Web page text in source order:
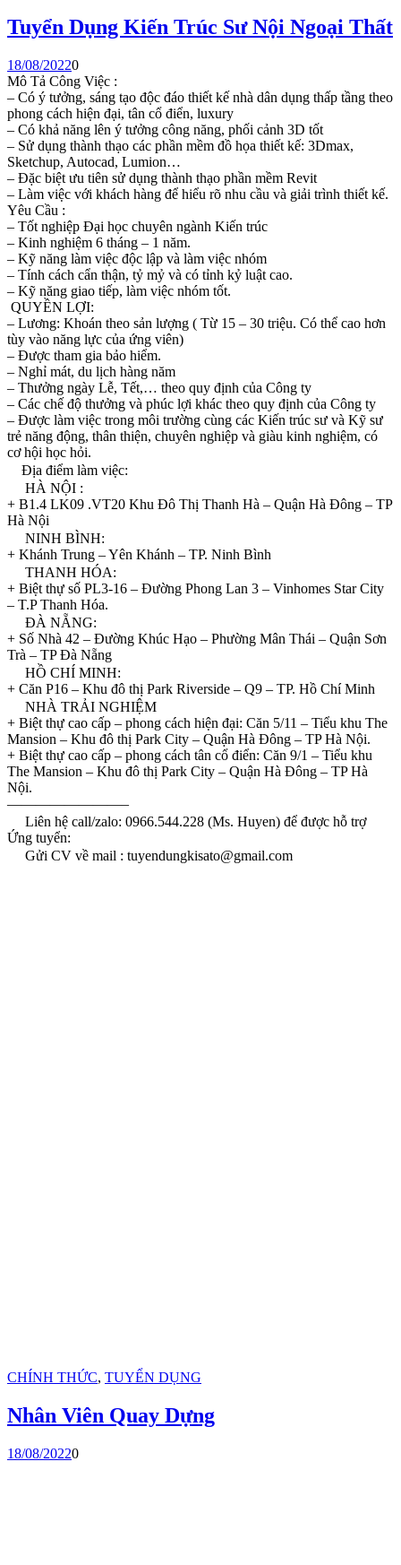
Tuyển Dụng Kiến Trúc Sư Nội Ngoại Thất
18/08/20220
Mô Tả Công Việc :
– Có ý tưởng, sáng tạo độc đáo thiết kế nhà dân dụng thấp tầng theo
phong cách hiện đại, tân cổ điển, luxury
– Có khả năng lên ý tưởng công năng, phối cảnh 3D tốt
– Sử dụng thành thạo các phần mềm đồ họa thiết kế: 3Dmax,
Sketchup, Autocad, Lumion…
– Đặc biệt ưu tiên sử dụng thành thạo phần mềm Revit
– Làm việc với khách hàng để hiểu rõ nhu cầu và giải trình thiết kế.
Yêu Cầu :
– Tốt nghiệp Đại học chuyên ngành Kiến trúc
– Kinh nghiệm 6 tháng – 1 năm.
– Kỹ năng làm việc độc lập và làm việc nhóm
– Tính cách cẩn thận, tỷ mỷ và có tỉnh kỷ luật cao.
– Kỹ năng giao tiếp, làm việc nhóm tốt.
QUYỀN LỢI:
– Lương: Khoán theo sản lượng ( Từ 15 – 30 triệu. Có thể cao hơn
tùy vào năng lực của ứng viên)
– Được tham gia bảo hiểm.
– Nghỉ mát, du lịch hàng năm
– Thưởng ngày Lễ, Tết,… theo quy định của Công ty
– Các chế độ thưởng và phúc lợi khác theo quy định của Công ty
– Được làm việc trong môi trường cùng các Kiến trúc sư và Kỹ sư
trẻ năng động, thân thiện, chuyên nghiệp và giàu kinh nghiệm, có
cơ hội học hỏi.
Địa điểm làm việc:
HÀ NỘI :
+ B1.4 LK09 .VT20 Khu Đô Thị Thanh Hà – Quận Hà Đông – TP
Hà Nội
NINH BÌNH:
+ Khánh Trung – Yên Khánh – TP. Ninh Bình
THANH HÓA:
+ Biệt thự số PL3-16 – Đường Phong Lan 3 – Vinhomes Star City
– T.P Thanh Hóa.
ĐÀ NẴNG:
+ Số Nhà 42 – Đường Khúc Hạo – Phường Mân Thái – Quận Sơn
Trà – TP Đà Nẵng
HỒ CHÍ MINH:
+ Căn P16 – Khu đô thị Park Riverside – Q9 – TP. Hồ Chí Minh
NHÀ TRẢI NGHIỆM
+ Biệt thự cao cấp – phong cách hiện đại: Căn 5/11 – Tiểu khu The
Mansion – Khu đô thị Park City – Quận Hà Đông – TP Hà Nội.
+ Biệt thự cao cấp – phong cách tân cổ điển: Căn 9/1 – Tiểu khu
The Mansion – Khu đô thị Park City – Quận Hà Đông – TP Hà
Nội.
————————–
Liên hệ call/zalo: 0966.544.228 (Ms. Huyen) để được hỗ trợ
Ứng tuyển:
Gửi CV về mail : tuyendungkisato@gmail.com
CHÍNH THỨC, TUYỂN DỤNG
Nhân Viên Quay Dựng
18/08/20220